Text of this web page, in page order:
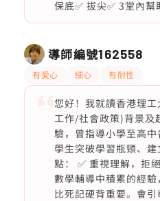
保底✅ 拔尖✅ 3堂內
導師編號162558
有愛心 細心 有耐性
您好！我就讀香港理
工作/社會政策)背景及
驗，曾指導小學至高
學生突破學習瓶頸、
點： ✅ 重視理解，拒
數學輔導中積累的經
比死記硬背重要。會